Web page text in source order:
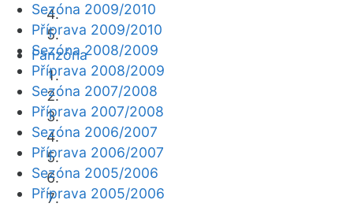
Fanzóna
Sezóna 2009/2010
Příprava 2009/2010
Sezóna 2008/2009
Příprava 2008/2009
Sezóna 2007/2008
Příprava 2007/2008
Sezóna 2006/2007
Příprava 2006/2007
Sezóna 2005/2006
Příprava 2005/2006